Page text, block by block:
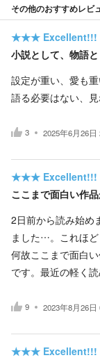
その他のおすすめレビ
★★★ Excellent!!!
小説として、物語
設定が重い、愛も
語る必要はない、見
3 2025年6月26日
★★★ Excellent!!!
ここまで面白い作
2日前から読み始め
ました…。これほど
何故ここまで面白
です。最近の軽く
9 2023年8月26日
★★★ Excellent!!!